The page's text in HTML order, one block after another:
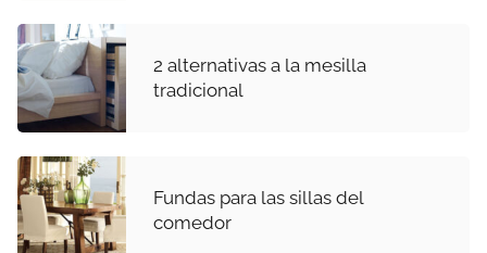
2 alternativas a la mesilla
tradicional
Fundas para las sillas del
comedor